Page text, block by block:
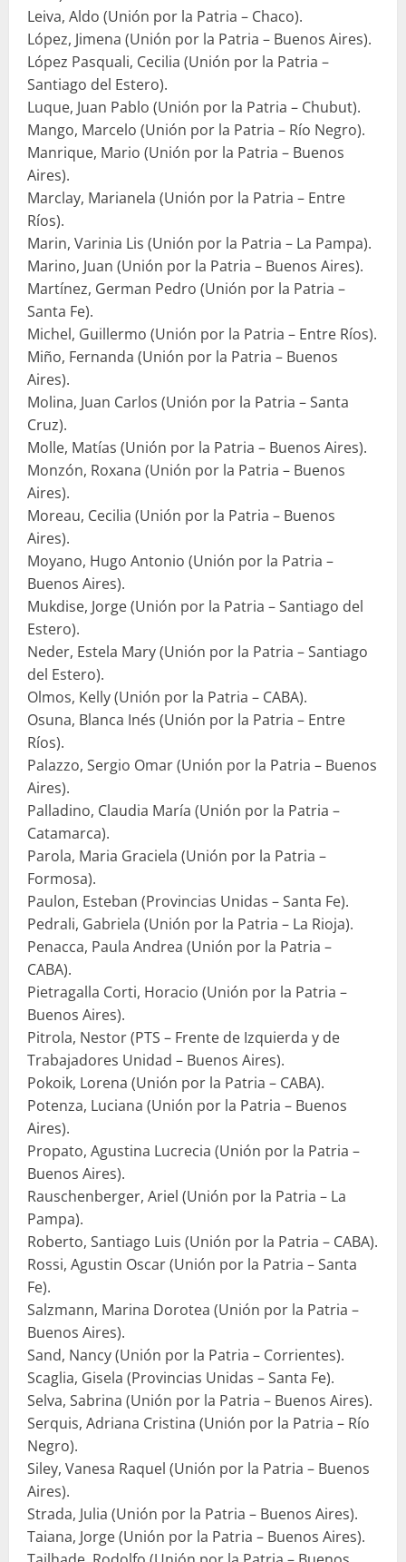
Leiva, Aldo (Unión por la Patria – Chaco).
López, Jimena (Unión por la Patria – Buenos Aires).
López Pasquali, Cecilia (Unión por la Patria –
Santiago del Estero).
Luque, Juan Pablo (Unión por la Patria – Chubut).
Mango, Marcelo (Unión por la Patria – Río Negro).
Manrique, Mario (Unión por la Patria – Buenos
Aires).
Marclay, Marianela (Unión por la Patria – Entre
Ríos).
Marin, Varinia Lis (Unión por la Patria – La Pampa).
Marino, Juan (Unión por la Patria – Buenos Aires).
Martínez, German Pedro (Unión por la Patria –
Santa Fe).
Michel, Guillermo (Unión por la Patria – Entre Ríos).
Miño, Fernanda (Unión por la Patria – Buenos
Aires).
Molina, Juan Carlos (Unión por la Patria – Santa
Cruz).
Molle, Matías (Unión por la Patria – Buenos Aires).
Monzón, Roxana (Unión por la Patria – Buenos
Aires).
Moreau, Cecilia (Unión por la Patria – Buenos
Aires).
Moyano, Hugo Antonio (Unión por la Patria –
Buenos Aires).
Mukdise, Jorge (Unión por la Patria – Santiago del
Estero).
Neder, Estela Mary (Unión por la Patria – Santiago
del Estero).
Olmos, Kelly (Unión por la Patria – CABA).
Osuna, Blanca Inés (Unión por la Patria – Entre
Ríos).
Palazzo, Sergio Omar (Unión por la Patria – Buenos
Aires).
Palladino, Claudia María (Unión por la Patria –
Catamarca).
Parola, Maria Graciela (Unión por la Patria –
Formosa).
Paulon, Esteban (Provincias Unidas – Santa Fe).
Pedrali, Gabriela (Unión por la Patria – La Rioja).
Penacca, Paula Andrea (Unión por la Patria –
CABA).
Pietragalla Corti, Horacio (Unión por la Patria –
Buenos Aires).
Pitrola, Nestor (PTS – Frente de Izquierda y de
Trabajadores Unidad – Buenos Aires).
Pokoik, Lorena (Unión por la Patria – CABA).
Potenza, Luciana (Unión por la Patria – Buenos
Aires).
Propato, Agustina Lucrecia (Unión por la Patria –
Buenos Aires).
Rauschenberger, Ariel (Unión por la Patria – La
Pampa).
Roberto, Santiago Luis (Unión por la Patria – CABA).
Rossi, Agustin Oscar (Unión por la Patria – Santa
Fe).
Salzmann, Marina Dorotea (Unión por la Patria –
Buenos Aires).
Sand, Nancy (Unión por la Patria – Corrientes).
Scaglia, Gisela (Provincias Unidas – Santa Fe).
Selva, Sabrina (Unión por la Patria – Buenos Aires).
Serquis, Adriana Cristina (Unión por la Patria – Río
Negro).
Siley, Vanesa Raquel (Unión por la Patria – Buenos
Aires).
Strada, Julia (Unión por la Patria – Buenos Aires).
Taiana, Jorge (Unión por la Patria – Buenos Aires).